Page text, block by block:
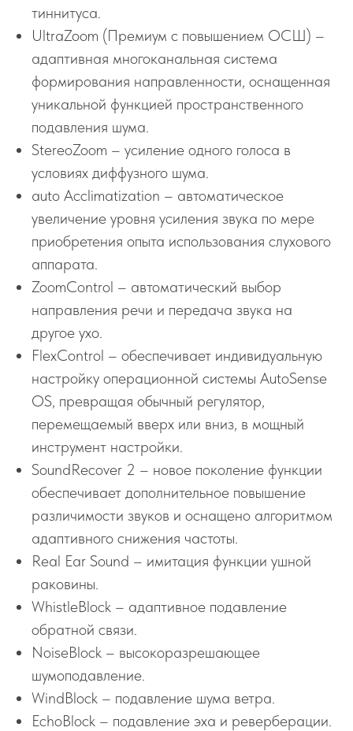
тиннитуса.
UltraZoom (Премиум с повышением ОСШ) –
адаптивная многоканальная система
формирования направленности, оснащенная
уникальной функцией пространственного
подавления шума.
StereoZoom – усиление одного голоса в
условиях диффузного шума.
auto Acclimatization – автоматическое
увеличение уровня усиления звука по мере
приобретения опыта использования слухового
аппарата.
ZoomControl – автоматический выбор
направления речи и передача звука на
другое ухо.
FlexControl – обеспечивает индивидуальную
настройку операционной системы AutoSense
OS, превращая обычный регулятор,
перемещаемый вверх или вниз, в мощный
инструмент настройки.
SoundRecover 2 – новое поколение функции
обеспечивает дополнительное повышение
различимости звуков и оснащено алгоритмом
адаптивного снижения частоты.
Real Ear Sound – имитация функции ушной
раковины.
WhistleBlock – адаптивное подавление
обратной связи.
NoiseBlock – высокоразрешающее
шумоподавление.
WindBlock – подавление шума ветра.
EchoBlock – подавление эха и реверберации.